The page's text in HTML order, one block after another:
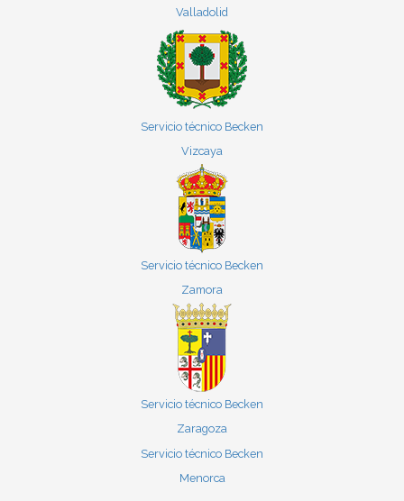
Valladolid
Servicio técnico Becken
Vizcaya
Servicio técnico Becken
Zamora
Servicio técnico Becken
Zaragoza
Servicio técnico Becken
Menorca